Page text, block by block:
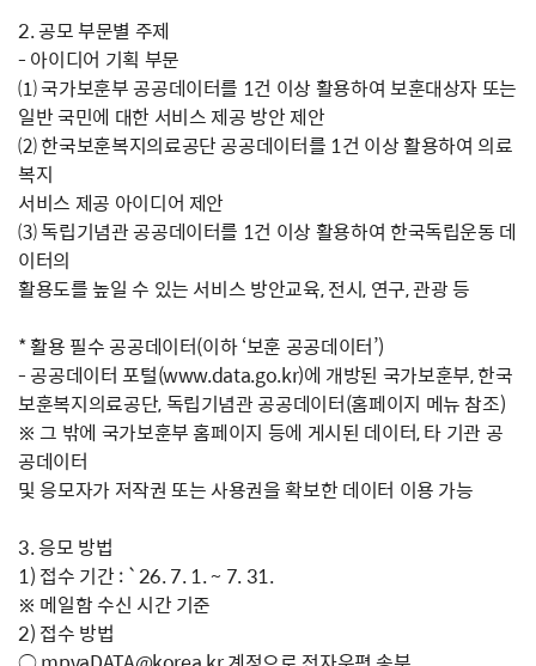
2. 공모 부문별 주제
- 아이디어 기획 부문
⑴ 국가보훈부 공공데이터를 1건 이상 활용하여 보훈대상자 또는
일반 국민에 대한 서비스 제공 방안 제안
⑵ 한국보훈복지의료공단 공공데이터를 1건 이상 활용하여 의료
복지
서비스 제공 아이디어 제안
⑶ 독립기념관 공공데이터를 1건 이상 활용하여 한국독립운동 데
이터의
활용도를 높일 수 있는 서비스 방안교육, 전시, 연구, 관광 등
* 활용 필수 공공데이터(이하 ‘보훈 공공데이터’)
- 공공데이터 포털(www.data.go.kr)에 개방된 국가보훈부, 한국
보훈복지의료공단, 독립기념관 공공데이터(홈페이지 메뉴 참조)
※ 그 밖에 국가보훈부 홈페이지 등에 게시된 데이터, 타 기관 공
공데이터
및 응모자가 저작권 또는 사용권을 확보한 데이터 이용 가능
3. 응모 방법
1) 접수 기간 : `26. 7. 1. ~ 7. 31.
※ 메일함 수신 시간 기준
2) 접수 방법